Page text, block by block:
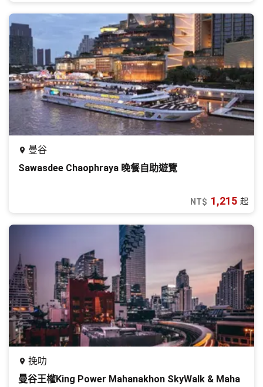
曼谷
Sawasdee Chaophraya 晚餐自助遊覽
NT$ 1,215 起
挽叻
曼谷王權King Power Mahanakhon SkyWalk & Maha